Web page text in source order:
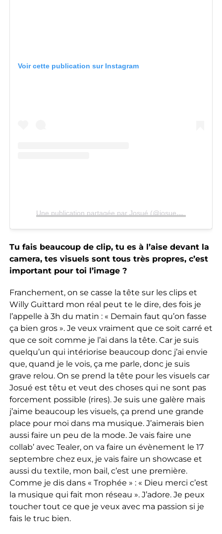
Voir cette publication sur Instagram
Une publication partagée par Josué (@josueestbeni)
Tu fais beaucoup de clip, tu es à l’aise devant la
camera, tes visuels sont tous très propres, c’est
important pour toi l’image ?
Franchement, on se casse la tête sur les clips et
Willy Guittard mon réal peut te le dire, des fois je
l’appelle à 3h du matin : « Demain faut qu’on fasse
ça bien gros ». Je veux vraiment que ce soit carré et
que ce soit comme je l’ai dans la tête. Car je suis
quelqu’un qui intériorise beaucoup donc j’ai envie
que, quand je le vois, ça me parle, donc je suis
grave relou. On se prend la tête pour les visuels car
Josué est têtu et veut des choses qui ne sont pas
forcement possible (rires). Je suis une galère mais
j’aime beaucoup les visuels, ça prend une grande
place pour moi dans ma musique. J’aimerais bien
aussi faire un peu de la mode. Je vais faire une
collab’ avec Tealer, on va faire un évènement le 17
septembre chez eux, je vais faire un showcase et
aussi du textile, mon bail, c’est une première.
Comme je dis dans « Trophée » : « Dieu merci c’est
la musique qui fait mon réseau ». J’adore. Je peux
toucher tout ce que je veux avec ma passion si je
fais le truc bien.